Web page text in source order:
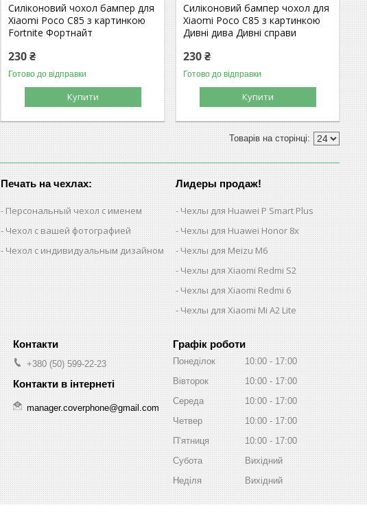
Силіконовий чохол бампер для
Xiaomi Poco C85 з картинкою
Fortnite Фортнайт
230 ₴
Готово до відправки
Купити
Силіконовий бампер чохол для
Xiaomi Poco C85 з картинкою
Дивні дива Дивні справи
230 ₴
Готово до відправки
Купити
Печать на чехлах:
Персональный чехол с именем
Чехол с вашей фотографией
Чехол с индивидуальным дизайном
Лидеры продаж!
Чехлы для Huawei P Smart Plus
Чехлы для Huawei Honor 8x
Чехлы для Meizu M6
Чехлы для Xiaomi Redmi S2
Чехлы для Xiaomi Redmi 6
Чехлы для Xiaomi Mi A2 Lite
+380 (50) 599-22-23
manager.coverphone@gmail.com
Графік роботи
Понеділок 10:00
17:00
Вівторок
10:00
17:00
Середа
10:00
17:00
Четвер
10:00
17:00
Пʼятниця
10:00
17:00
Субота
Вихідний
Неділя
Вихідний